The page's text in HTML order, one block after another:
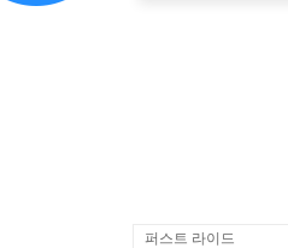
퍼스트 라이드